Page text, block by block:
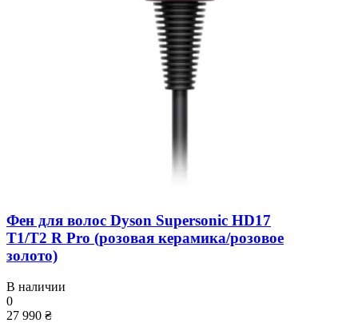
Фен для волос Dyson Supersonic HD17
T1/T2 R Pro (розовая керамика/розовое
золото)
В наличии
0
27 990 ₴